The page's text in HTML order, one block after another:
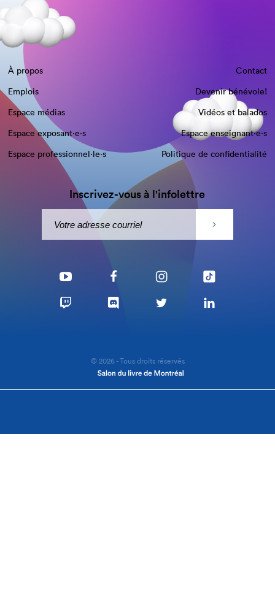
À propos
Contact
Emplois
Devenir bénévole!
Espace médias
Vidéos et balados
Espace exposant·e⋅s
Espace enseignant·e⋅s
Espace professionnel·le⋅s
Politique de confidentialité
Inscrivez-vous à l'infolettre
© 2026 - Tous droits réservés